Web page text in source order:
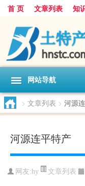
首 页 文章列表 知
网站导航
> 文章列表 > 河源
河源连平特产
网友:hy 文章列表